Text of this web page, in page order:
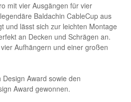
mit vier Ausgängen für vier
Baldachin CableCup aus
und lässt sich zur leichten Montage
an Decken und Schrägen an.
Aufhängern und einer großen
Award sowie den
Award gewonnen.